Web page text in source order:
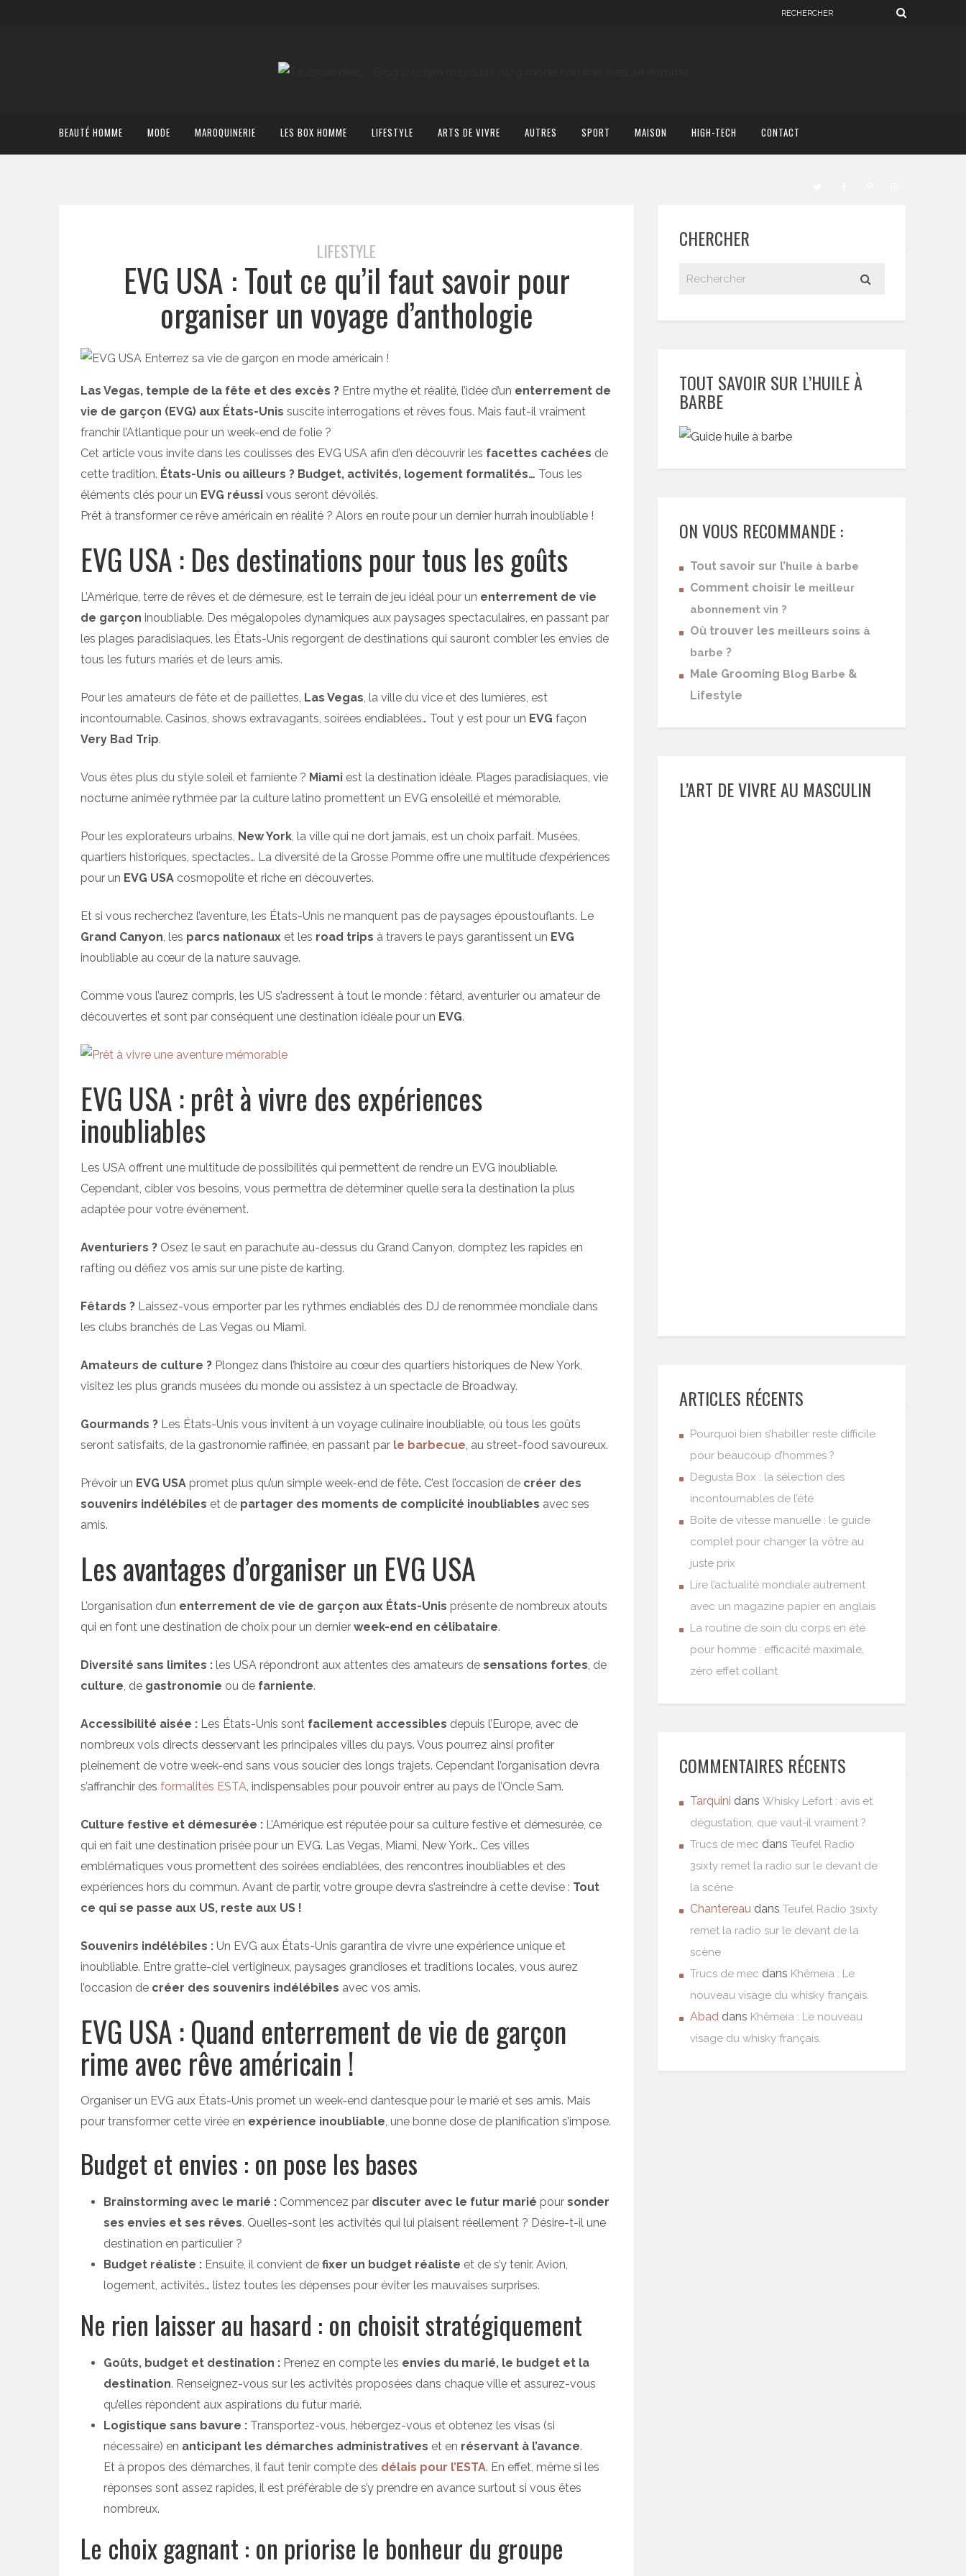
BEAUTÉ HOMME MODE MAROQUINERIE LES BOX HOMME LIFESTYLE ARTS DE VIVRE AUTRES SPORT MAISON HIGH-TECH CONTACT
LIFESTYLE
EVG USA : Tout ce qu’il faut savoir pour
organiser un voyage d’anthologie
Las Vegas, temple de la fête et des excès ? Entre mythe et réalité, l’idée d’un enterrement de
vie de garçon (EVG) aux États-Unis suscite interrogations et rêves fous. Mais faut-il vraiment
franchir l’Atlantique pour un week-end de folie ?
Cet article vous invite dans les coulisses des EVG USA afin d’en découvrir les facettes cachées de
cette tradition. États-Unis ou ailleurs ? Budget, activités, logement formalités… Tous les
éléments clés pour un EVG réussi vous seront dévoilés.
Prêt à transformer ce rêve américain en réalité ? Alors en route pour un dernier hurrah inoubliable !
EVG USA : Des destinations pour tous les goûts
L’Amérique, terre de rêves et de démesure, est le terrain de jeu idéal pour un enterrement de vie
de garçon inoubliable. Des mégalopoles dynamiques aux paysages spectaculaires, en passant par
les plages paradisiaques, les États-Unis regorgent de destinations qui sauront combler les envies de
tous les futurs mariés et de leurs amis.
Pour les amateurs de fête et de paillettes, Las Vegas, la ville du vice et des lumières, est
incontournable. Casinos, shows extravagants, soirées endiablées… Tout y est pour un EVG façon
Very Bad Trip.
Vous êtes plus du style soleil et farniente ? Miami est la destination idéale. Plages paradisiaques, vie
nocturne animée rythmée par la culture latino promettent un EVG ensoleillé et mémorable.
Pour les explorateurs urbains, New York, la ville qui ne dort jamais, est un choix parfait. Musées,
quartiers historiques, spectacles… La diversité de la Grosse Pomme offre une multitude d’expériences
pour un EVG USA cosmopolite et riche en découvertes.
Et si vous recherchez l’aventure, les États-Unis ne manquent pas de paysages époustouflants. Le
Grand Canyon, les parcs nationaux et les road trips à travers le pays garantissent un EVG
inoubliable au cœur de la nature sauvage.
Comme vous l’aurez compris, les US s’adressent à tout le monde : fêtard, aventurier ou amateur de
découvertes et sont par conséquent une destination idéale pour un EVG.
EVG USA : prêt à vivre des expériences
inoubliables
Les USA offrent une multitude de possibilités qui permettent de rendre un EVG inoubliable.
Cependant, cibler vos besoins, vous permettra de déterminer quelle sera la destination la plus
adaptée pour votre événement.
Aventuriers ? Osez le saut en parachute au-dessus du Grand Canyon, domptez les rapides en
rafting ou défiez vos amis sur une piste de karting.
Fêtards ? Laissez-vous emporter par les rythmes endiablés des DJ de renommée mondiale dans
les clubs branchés de Las Vegas ou Miami.
Amateurs de culture ? Plongez dans l’histoire au cœur des quartiers historiques de New York,
visitez les plus grands musées du monde ou assistez à un spectacle de Broadway.
Gourmands ? Les États-Unis vous invitent à un voyage culinaire inoubliable, où tous les goûts
seront satisfaits, de la gastronomie raffinée, en passant par le barbecue, au street-food savoureux.
Prévoir un EVG USA promet plus qu’un simple week-end de fête. C’est l’occasion de créer des
souvenirs indélébiles et de partager des moments de complicité inoubliables avec ses
amis.
Les avantages d’organiser un EVG USA
L’organisation d’un enterrement de vie de garçon aux États-Unis présente de nombreux atouts
qui en font une destination de choix pour un dernier week-end en célibataire.
Diversité sans limites : les USA répondront aux attentes des amateurs de sensations fortes, de
culture, de gastronomie ou de farniente.
Accessibilité aisée : Les États-Unis sont facilement accessibles depuis l’Europe, avec de
nombreux vols directs desservant les principales villes du pays. Vous pourrez ainsi profiter
pleinement de votre week-end sans vous soucier des longs trajets. Cependant l’organisation devra
s’affranchir des formalités ESTA, indispensables pour pouvoir entrer au pays de l’Oncle Sam.
Culture festive et démesurée : L’Amérique est réputée pour sa culture festive et démesurée, ce
qui en fait une destination prisée pour un EVG. Las Vegas, Miami, New York… Ces villes
emblématiques vous promettent des soirées endiablées, des rencontres inoubliables et des
expériences hors du commun. Avant de partir, votre groupe devra s’astreindre à cette devise : Tout
ce qui se passe aux US, reste aux US !
Souvenirs indélébiles : Un EVG aux États-Unis garantira de vivre une expérience unique et
inoubliable. Entre gratte-ciel vertigineux, paysages grandioses et traditions locales, vous aurez
l’occasion de créer des souvenirs indélébiles avec vos amis.
EVG USA : Quand enterrement de vie de garçon
rime avec rêve américain !
Organiser un EVG aux États-Unis promet un week-end dantesque pour le marié et ses amis. Mais
pour transformer cette virée en expérience inoubliable, une bonne dose de planification s’impose.
Budget et envies : on pose les bases
Brainstorming avec le marié : Commencez par discuter avec le futur marié pour sonder
ses envies et ses rêves. Quelles-sont les activités qui lui plaisent réellement ? Désire-t-il une
destination en particulier ?
Budget réaliste : Ensuite, il convient de fixer un budget réaliste et de s’y tenir. Avion,
logement, activités… listez toutes les dépenses pour éviter les mauvaises surprises.
Ne rien laisser au hasard : on choisit stratégiquement
Goûts, budget et destination : Prenez en compte les envies du marié, le budget et la
destination. Renseignez-vous sur les activités proposées dans chaque ville et assurez-vous
qu’elles répondent aux aspirations du futur marié.
Logistique sans bavure : Transportez-vous, hébergez-vous et obtenez les visas (si
nécessaire) en anticipant les démarches administratives et en réservant à l’avance.
Et à propos des démarches, il faut tenir compte des délais pour l’ESTA. En effet, même si les
réponses sont assez rapides, il est préférable de s’y prendre en avance surtout si vous êtes
nombreux.
Le choix gagnant : on priorise le bonheur du groupe
CHERCHER
TOUT SAVOIR SUR L’HUILE À
BARBE
ON VOUS RECOMMANDE :
Tout savoir sur l’huile à barbe
Comment choisir le meilleur
abonnement vin ?
Où trouver les meilleurs soins à
barbe ?
Male Grooming Blog Barbe &
Lifestyle
L’ART DE VIVRE AU MASCULIN
ARTICLES RÉCENTS
Pourquoi bien s’habiller reste difficile
pour beaucoup d’hommes ?
Degusta Box : la sélection des
incontournables de l’été
Boîte de vitesse manuelle : le guide
complet pour changer la vôtre au
juste prix
Lire l’actualité mondiale autrement
avec un magazine papier en anglais
La routine de soin du corps en été
pour homme : efficacité maximale,
zéro effet collant
COMMENTAIRES RÉCENTS
Tarquini dans Whisky Lefort : avis et
dégustation, que vaut-il vraiment ?
Trucs de mec dans Teufel Radio
3sixty remet la radio sur le devant de
la scène
Chantereau dans Teufel Radio 3sixty
remet la radio sur le devant de la
scène
Trucs de mec dans Khêmeia : Le
nouveau visage du whisky français.
Abad dans Khêmeia : Le nouveau
visage du whisky français.